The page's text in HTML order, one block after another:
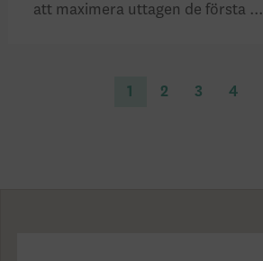
att maximera uttagen de första ...
1 2 3 4